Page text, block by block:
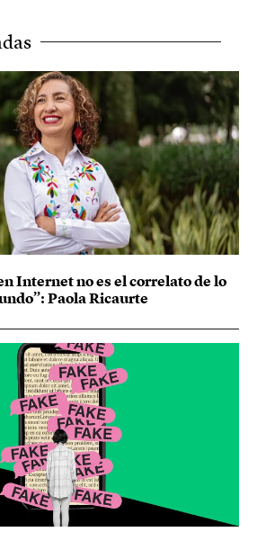
Internet no es el correlato de lo
Paola Ricaurte